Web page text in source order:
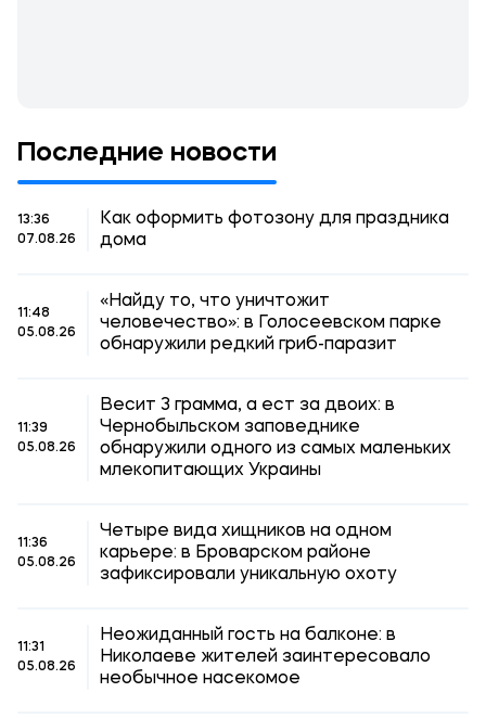
Последние новости
13:36
07.08.26
Как оформить фотозону для праздника
дома
11:48
05.08.26
«Найду то, что уничтожит
человечество»: в Голосеевском парке
обнаружили редкий гриб-паразит
11:39
05.08.26
Весит 3 грамма, а ест за двоих: в
Чернобыльском заповеднике
обнаружили одного из самых маленьких
млекопитающих Украины
11:36
05.08.26
Четыре вида хищников на одном
карьере: в Броварском районе
зафиксировали уникальную охоту
11:31
05.08.26
Неожиданный гость на балконе: в
Николаеве жителей заинтересовало
необычное насекомое